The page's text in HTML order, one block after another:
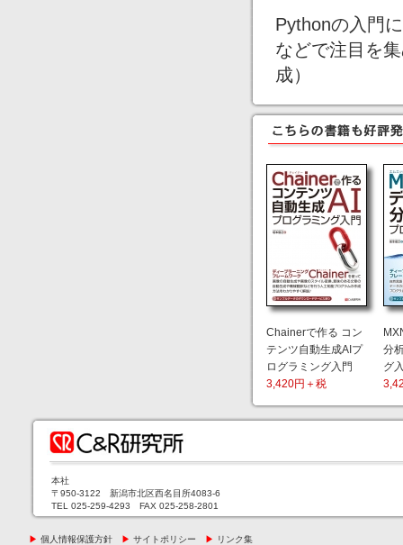
Pythonの入門
などで注目を
成）
Chainerで作る コン
テンツ自動生成AIプ
ログラミング入門
3,420円＋税
分
グ
本社
〒950-3122 新潟市北区西名目所4083-6
TEL 025-259-4293 FAX 025-258-2801
▶ 個人情報保護方針 ▶ サイトポリシー ▶ リンク集